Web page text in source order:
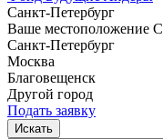
Санкт-Петербург
Ваше местоположение
Санкт-Петербург
Москва
Благовещенск
Другой город
Подать заявку